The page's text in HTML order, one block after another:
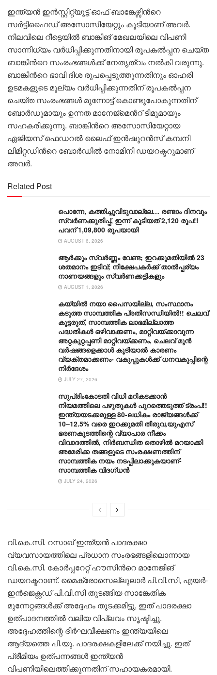
ഇന്ത്യൻ ഇൻസ്റ്റിറ്റ്യൂട്ട് ഓഫ് ബാങ്കേഴ്സിന്‍റെ
സർട്ടിഫൈഡ് അസോസിയേറ്റും കൂടിയാണ് അവർ.
നിലവിലെ റീട്ടെയിൽ ബാങ്കിങ് മേഖലയിലെ വിപണി
സാന്നിധ്യം വർധിപ്പിക്കുന്നതിനായി രൂപകൽപ്പന ചെയ്ത
ബാങ്കിന്‍റെ സംരംഭങ്ങൾക്ക് നേതൃത്വം നൽകി വരുന്നു.
ബാങ്കിന്‍റെ ഭാവി ദിശ രൂപപ്പെടുത്തുന്നതിനും ഓഹരി
ഉടമകളുടെ മൂല്യം വർധിപ്പിക്കുന്നതിന് രൂപകൽപ്പന
ചെയ്ത സംരംഭങ്ങൾ മുന്നോട്ട് കൊണ്ടുപോകുന്നതിന്
ബോർഡുമായും ഉന്നത മാനേജ്മെന്‍റ് ടീമുമായും
സഹകരിക്കുന്നു. ബാങ്കിന്‍റെ അസോസിയേറ്റായ
ഏജിയസ് ഫെഡറൽ ലൈഫ് ഇൻഷുറൻസ് കമ്പനി
ലിമിറ്റഡിന്‍റെ ബോർഡിൽ നോമിനി ഡയറക്ടറുമാണ്
അവർ.
Related Post
പൊന്നേ, കത്തിച്ചുവിടുവാല്ലേ… രണ്ടാം ദിനവും
സ്വർണക്കുതിപ്പ്, ഇന്ന് കൂടിയത് 2,120 രൂപ!!
പവന് 1,09,800 രൂപയായി
AUGUST 6, 2026
ആർക്കും സ്വർണ്ണം വേണ്ട; ഇറക്കുമതിയിൽ 23
ശതമാനം ഇടിവ്; നിക്ഷേപകർക്ക് താൽപ്പര്യം
നാണയങ്ങളും സ്വർണക്കട്ടികളും
AUGUST 1, 2026
കയ്യിൽ നയാ പൈസയില്ല, സംസ്ഥാനം
കടുത്ത സാമ്പത്തിക പ്രതിസന്ധിയിൽ!! ചെലവ്
കൂട്ടരുത്, സാമ്പത്തിക ലാഭമില്ലാത്ത
പദ്ധതികൾ ഒഴിവാക്കണം, മാറ്റിവയ്ക്കാവുന്ന
അറ്റകുറ്റപ്പണി മാറ്റിവയ്ക്കണം, ചെലവ് മുൻ
വർഷങ്ങളെക്കാൾ കൂടിയാൽ കാരണം
വ്യക്തമാക്കണം- വകുപ്പുകൾക്ക് ധനവകുപ്പിന്റെ
നിർദേശം
JULY 27, 2026
സുപ്രിംകോടതി വിധി മറികടക്കാൻ
നിയമത്തിലെ പഴുതുകൾ പുറത്തെടുത്ത് ട്രംപ്!!
ഇന്ത്യയടക്കമുള്ള 80-ലധികം രാജ്യങ്ങൾക്ക്
10–12.5% വരെ ഇറക്കുമതി തീരുവ,യുഎസ്
ഭരണകൂടത്തിന്റെ വ്യാപാര നീക്കം
വിവാദത്തിൽ, നിർബന്ധിത തൊഴിൽ മറയാക്കി
അമേരിക്ക തങ്ങളുടെ സംരക്ഷണത്തിന്
സാമ്പത്തിക നയം നടപ്പിലാക്കുകയാണ്-
സാമ്പത്തിക വിദ​ഗ്ധൻ
JULY 24, 2026
വി.കെ.സി. റസാഖ് ഇന്ത്യൻ പാദരക്ഷാ
വ്യവസായത്തിലെ പ്രധാന സംരഭങ്ങളിലൊന്നായ
വി.കെ.സി. കോർപ്പറേറ്റ് ഹൗസിന്‍റെ മാനേജിങ്
ഡയറക്ടറാണ്. മൈക്രോസെല്ലുലാർ പി.വി.സി, എയർ-
ഇൻജെക്റ്റഡ് പി.വി.സി തുടങ്ങിയ സാങ്കേതിക
മുന്നേറ്റങ്ങൾക്ക് അദ്ദേഹം തുടക്കമിട്ടു, ഇത് പാദരക്ഷാ
ഉത്പാദനത്തിൽ വലിയ വിപ്ലവം സൃഷ്ടിച്ചു.
അദ്ദേഹത്തിന്റെ ദീർഘവീക്ഷണം ഇന്ത്യയിലെ
ആദ്യത്തെ പി.യു. പാദരക്ഷകളിലേക്ക് നയിച്ചു. ഇത്
പ്രീമിയം ഉത്പന്നങ്ങൾ ഇന്ത്യൻ
വിപണിയിലെത്തിക്കുന്നതിന് സഹായകരമായി.